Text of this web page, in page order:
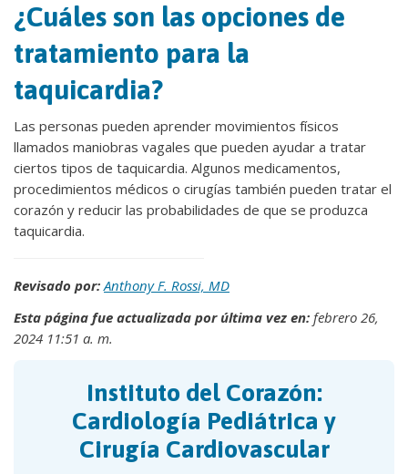
¿Cuáles son las opciones de
tratamiento para la
taquicardia?
Las personas pueden aprender movimientos físicos
llamados maniobras vagales que pueden ayudar a tratar
ciertos tipos de taquicardia. Algunos medicamentos,
procedimientos médicos o cirugías también pueden tratar el
corazón y reducir las probabilidades de que se produzca
taquicardia.
Revisado por: Anthony F. Rossi, MD
Esta página fue actualizada por última vez en: febrero 26,
2024 11:51 a. m.
Instituto del Corazón:
Cardiología Pediátrica y
Cirugía Cardiovascular